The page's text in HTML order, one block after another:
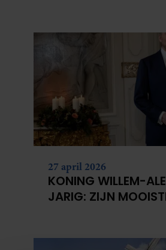
27 april 2026
KONING WILLEM-
JARIG: ZIJN